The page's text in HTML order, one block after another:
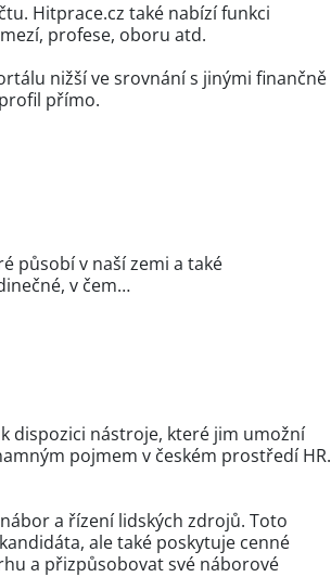
Hitprace.cz také nabízí funkci
profese, oboru atd.
nižší ve srovnání s jinými finančně
přímo.
působí v naší zemi a také
v čem…
dispozici nástroje, které jim umožní
pojmem v českém prostředí HR.
a řízení lidských zdrojů. Toto
ale také poskytuje cenné
a přizpůsobovat své náborové